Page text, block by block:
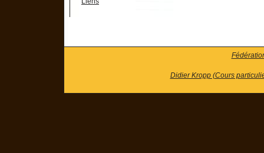
Didier Kropp (Cours